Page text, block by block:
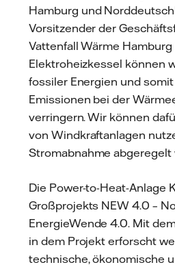
Hamburg und
Vorsitzender der
Vattenfall Wärme Hamburg
Elektroheizkessel können
fossiler Energien und
Emissionen bei der
verringern. Wir können
von Windkraftanlagen
Stromabnahme abgeregelt
Die Power-to-Heat-Anlage
Großprojekts NEW 4.0 –
EnergieWende 4.0. Mit
in dem Projekt erforscht
technische, ökonomische